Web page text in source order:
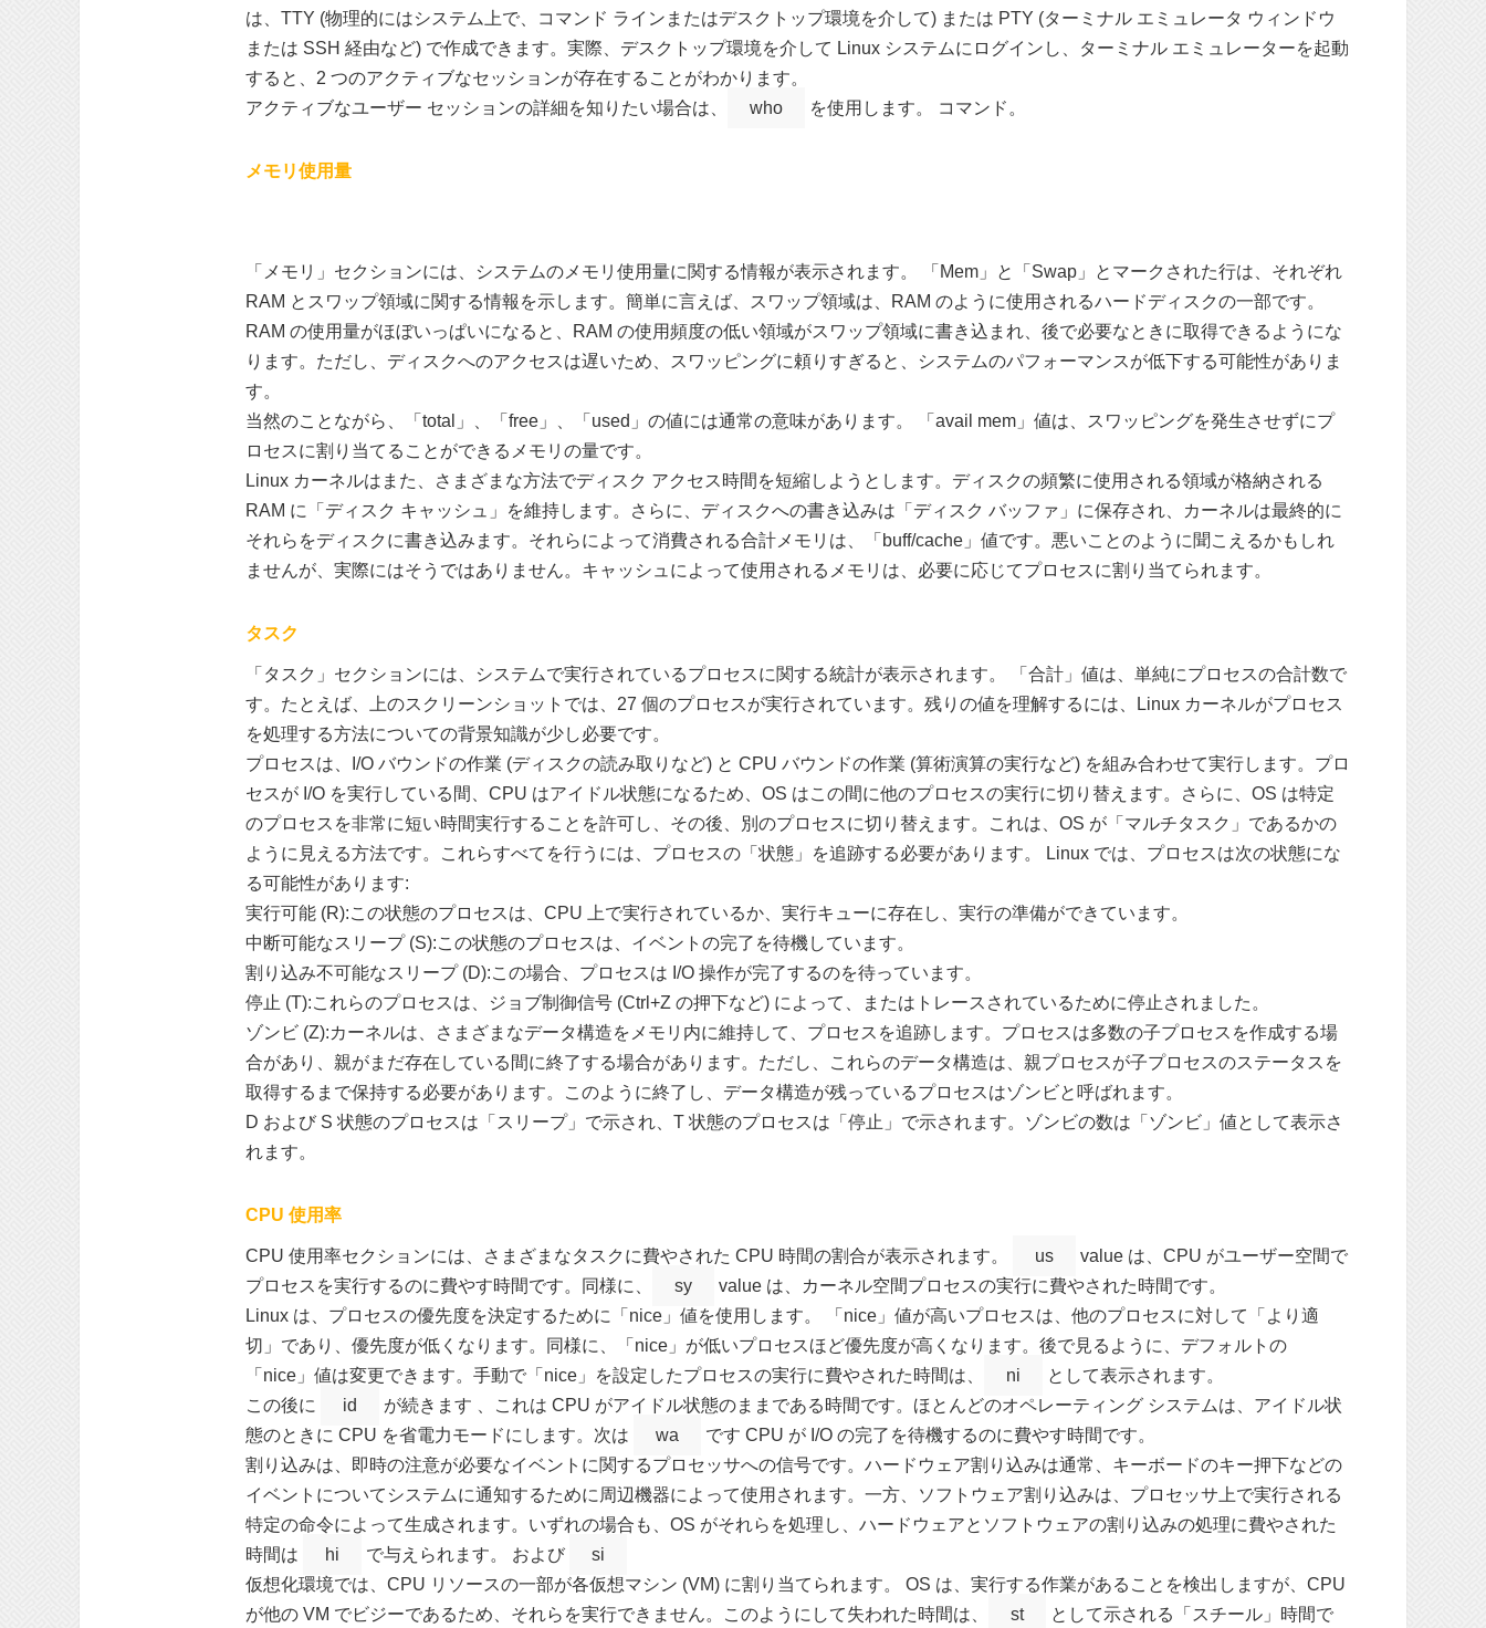
は、TTY (物理的にはシステム上で、コマンド ラインまたはデスクトップ環境を介して) または PTY (ターミナル エミュレータ ウィンドウ
または SSH 経由など) で作成できます。実際、デスクトップ環境を介して Linux システムにログインし、ターミナル エミュレーターを起動
すると、2 つのアクティブなセッションが存在することがわかります。
アクティブなユーザー セッションの詳細を知りたい場合は、
who を使用します。 コマンド。
メモリ使用量
「メモリ」セクションには、システムのメモリ使用量に関する情報が表示されます。 「Mem」と「Swap」とマークされた行は、それぞれ
RAM とスワップ領域に関する情報を示します。簡単に言えば、スワップ領域は、RAM のように使用されるハードディスクの一部です。
RAM の使用量がほぼいっぱいになると、RAM の使用頻度の低い領域がスワップ領域に書き込まれ、後で必要なときに取得できるようにな
ります。ただし、ディスクへのアクセスは遅いため、スワッピングに頼りすぎると、システムのパフォーマンスが低下する可能性がありま
す。
当然のことながら、「total」、「free」、「used」の値には通常の意味があります。 「avail mem」値は、スワッピングを発生させずにプ
ロセスに割り当てることができるメモリの量です。
Linux カーネルはまた、さまざまな方法でディスク アクセス時間を短縮しようとします。ディスクの頻繁に使用される領域が格納される
RAM に「ディスク キャッシュ」を維持します。さらに、ディスクへの書き込みは「ディスク バッファ」に保存され、カーネルは最終的に
それらをディスクに書き込みます。それらによって消費される合計メモリは、「buff/cache」値です。悪いことのように聞こえるかもしれ
ませんが、実際にはそうではありません。キャッシュによって使用されるメモリは、必要に応じてプロセスに割り当てられます。
タスク
「タスク」セクションには、システムで実行されているプロセスに関する統計が表示されます。 「合計」値は、単純にプロセスの合計数で
す。たとえば、上のスクリーンショットでは、27 個のプロセスが実行されています。残りの値を理解するには、Linux カーネルがプロセス
を処理する方法についての背景知識が少し必要です。
プロセスは、I/O バウンドの作業 (ディスクの読み取りなど) と CPU バウンドの作業 (算術演算の実行など) を組み合わせて実行します。プロ
セスが I/O を実行している間、CPU はアイドル状態になるため、OS はこの間に他のプロセスの実行に切り替えます。さらに、OS は特定
のプロセスを非常に短い時間実行することを許可し、その後、別のプロセスに切り替えます。これは、OS が「マルチタスク」であるかの
ように見える方法です。これらすべてを行うには、プロセスの「状態」を追跡する必要があります。 Linux では、プロセスは次の状態にな
る可能性があります:
実行可能 (R):この状態のプロセスは、CPU 上で実行されているか、実行キューに存在し、実行の準備ができています。
中断可能なスリープ (S):この状態のプロセスは、イベントの完了を待機しています。
割り込み不可能なスリープ (D):この場合、プロセスは I/O 操作が完了するのを待っています。
停止 (T):これらのプロセスは、ジョブ制御信号 (Ctrl+Z の押下など) によって、またはトレースされているために停止されました。
ゾンビ (Z):カーネルは、さまざまなデータ構造をメモリ内に維持して、プロセスを追跡します。プロセスは多数の子プロセスを作成する場
合があり、親がまだ存在している間に終了する場合があります。ただし、これらのデータ構造は、親プロセスが子プロセスのステータスを
取得するまで保持する必要があります。このように終了し、データ構造が残っているプロセスはゾンビと呼ばれます。
D および S 状態のプロセスは「スリープ」で示され、T 状態のプロセスは「停止」で示されます。ゾンビの数は「ゾンビ」値として表示さ
れます。
CPU 使用率
CPU 使用率セクションには、さまざまなタスクに費やされた CPU 時間の割合が表示されます。 us
value は、CPU がユーザー空間で
プロセスを実行するのに費やす時間です。同様に、
sy
value は、カーネル空間プロセスの実行に費やされた時間です。
Linux は、プロセスの優先度を決定するために「nice」値を使用します。 「nice」値が高いプロセスは、他のプロセスに対して「より適
切」であり、優先度が低くなります。同様に、「nice」が低いプロセスほど優先度が高くなります。後で見るように、デフォルトの
「nice」値は変更できます。手動で「nice」を設定したプロセスの実行に費やされた時間は、
ni
として表示されます。
この後に
id
が続きます 、これは CPU がアイドル状態のままである時間です。ほとんどのオペレーティング システムは、アイドル状
態のときに CPU を省電力モードにします。次は
wa
です CPU が I/O の完了を待機するのに費やす時間です。
割り込みは、即時の注意が必要なイベントに関するプロセッサへの信号です。ハードウェア割り込みは通常、キーボードのキー押下などの
イベントについてシステムに通知するために周辺機器によって使用されます。一方、ソフトウェア割り込みは、プロセッサ上で実行される
特定の命令によって生成されます。いずれの場合も、OS がそれらを処理し、ハードウェアとソフトウェアの割り込みの処理に費やされた
時間は
hi で与えられます。 および
si
仮想化環境では、CPU リソースの一部が各仮想マシン (VM) に割り当てられます。 OS は、実行する作業があることを検出しますが、CPU
が他の VM でビジーであるため、それらを実行できません。このようにして失われた時間は、
st として示される「スチール」時間で